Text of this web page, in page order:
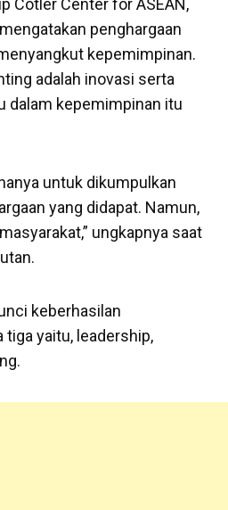
Cotler Center for ASEAN,
penghargaan
kepemimpinan.
adalah inovasi serta
dalam kepemimpinan itu
untuk dikumpulkan
yang didapat. Namun,
ungkapnya saat
keberhasilan
tiga yaitu, leadership,